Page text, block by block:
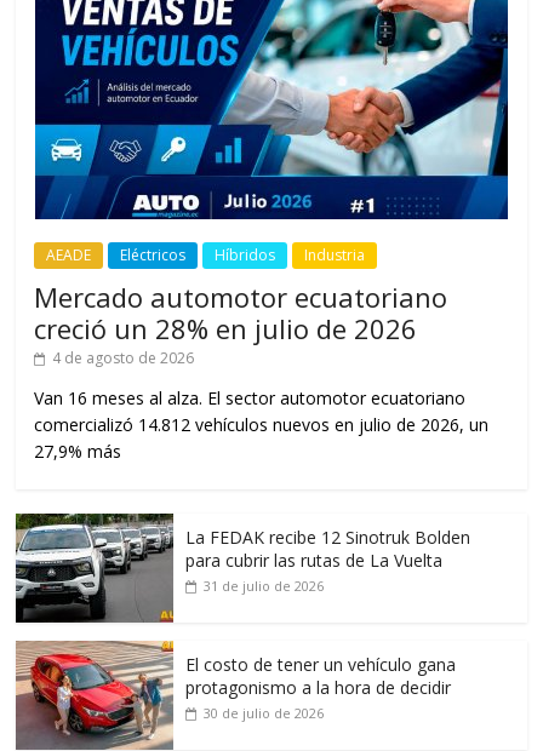
AEADE Eléctricos Híbridos Industria
Mercado automotor ecuatoriano
creció un 28% en julio de 2026
4 de agosto de 2026
Van 16 meses al alza. El sector automotor ecuatoriano
comercializó 14.812 vehículos nuevos en julio de 2026, un
27,9% más
La FEDAK recibe 12 Sinotruk Bolden
para cubrir las rutas de La Vuelta
31 de julio de 2026
El costo de tener un vehículo gana
protagonismo a la hora de decidir
30 de julio de 2026